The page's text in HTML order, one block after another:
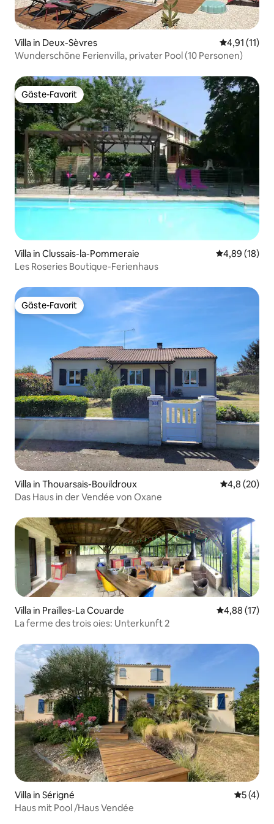
Villa in Deux-Sèvres
4,91 (11)
Wunderschöne Ferienvilla, privater Pool (10 Personen)
Gäste-Favorit
Gäste-Favorit
Villa in Clussais-la-Pommeraie
4,89 (18)
Les Roseries Boutique-Ferienhaus
Gäste-Favorit
Gäste-Favorit
Villa in Thouarsais-Bouildroux
4,8 (20)
Das Haus in der Vendée von Oxane
Villa in Prailles-La Couarde
4,88 (17)
La ferme des trois oies: Unterkunft 2
Villa in Sérigné
5 (4)
Haus mit Pool /Haus Vendée